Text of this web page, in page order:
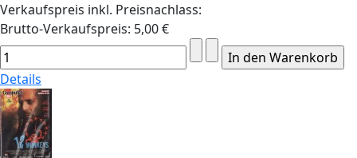
Verkaufspreis inkl. Preisnachlass:
Brutto-Verkaufspreis: 5,00 €
Details